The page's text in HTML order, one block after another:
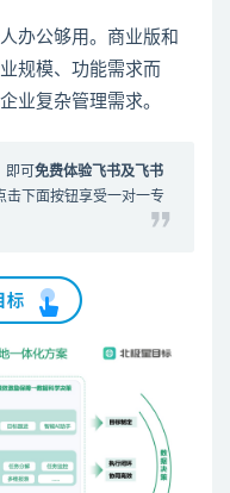
办公够用。商业版和
规模、功能需求而
业复杂管理需求。
可 免费体验飞书及飞书
击下面按钮享受一对一专